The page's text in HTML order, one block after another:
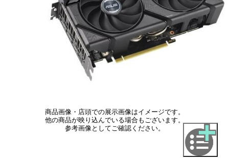
商品画像・店頭での展示画像はイメージです。
他の商品が映り込んでいる場合もございます。
参考画像としてご確認ください。